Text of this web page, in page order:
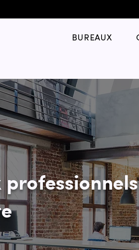
BUREAUX